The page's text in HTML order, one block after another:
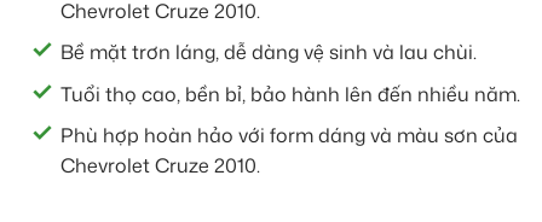
Chevrolet Cruze 2010.
Bề mặt trơn láng, dễ dàng vệ sinh và lau chùi.
Tuổi thọ cao, bền bỉ, bảo hành lên đến nhiều năm.
Phù hợp hoàn hảo với form dáng và màu sơn của
Chevrolet Cruze 2010.